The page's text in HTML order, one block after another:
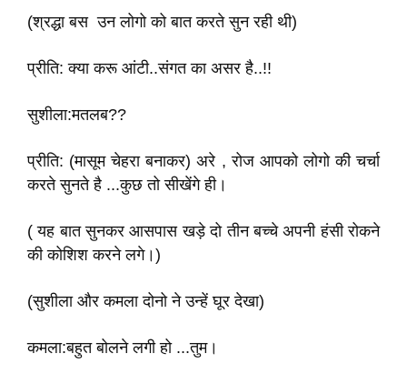
(श्रद्धा बस उन लोगो को बात करते सुन रही थी)
प्रीति: क्या करू आंटी..संगत का असर है..!!
सुशीला:मतलब??
प्रीति: (मासूम चेहरा बनाकर) अरे , रोज आपको लोगो की चर्चा
करते सुनते है ...कुछ तो सीखेंगे ही।
( यह बात सुनकर आसपास खड़े दो तीन बच्चे अपनी हंसी रोकने
की कोशिश करने लगे।)
(सुशीला और कमला दोनो ने उन्हें घूर देखा)
कमला:बहुत बोलने लगी हो ...तुम।